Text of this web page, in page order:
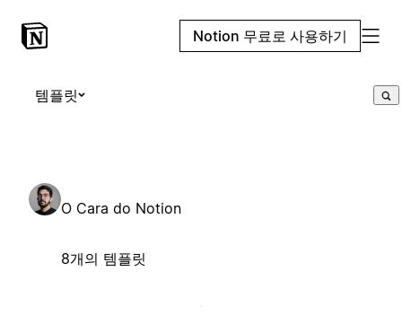
Notion 무료로 사용하기
템플릿
O Cara do Notion
8개의 템플릿